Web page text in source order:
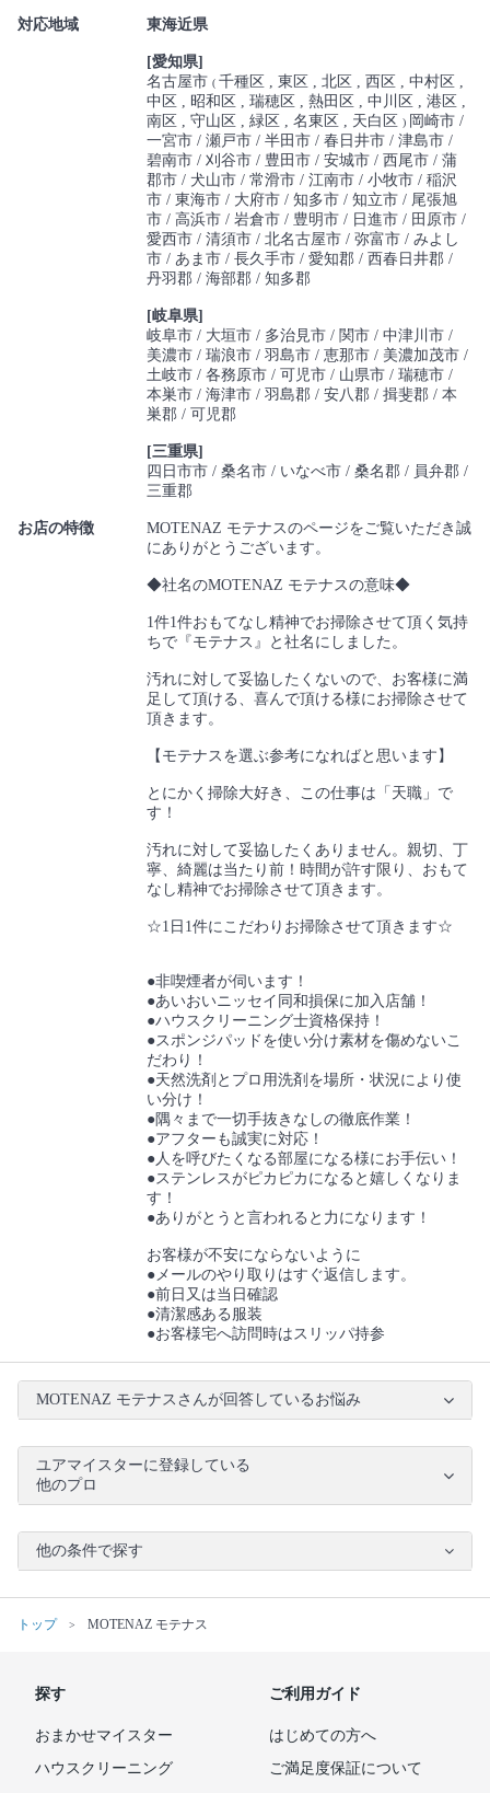
対応地域 東海近県
[愛知県]
名古屋市(千種区 東区 北区 西区
中村区
中区
昭和区 瑞穂区 熱田区 中川区
港区
南区
守山区 緑区 名東区 天白区) 岡崎市
一宮市 瀬戸市 半田市 春日井市 津島市
碧南市 刈谷市 豊田市 安城市 西尾市 蒲
郡市 犬山市 常滑市 江南市 小牧市 稲沢
市 東海市 大府市 知多市 知立市 尾張旭
市 高浜市 岩倉市 豊明市 日進市
田原市
愛西市 清須市 北名古屋市 弥富市 みよし
市 あま市 長久手市 愛知郡 西春日井郡
丹羽郡 海部郡 知多郡
[岐阜県]
岐阜市 大垣市 多治見市 関市 中津川市
美濃市 瑞浪市 羽島市 恵那市 美濃加茂市
土岐市 各務原市 可児市 山県市 瑞穂市
本巣市 海津市 羽島郡 安八郡 揖斐郡 本
巣郡 可児郡
[三重県]
四日市市 桑名市 いなべ市 桑名郡
員弁郡
三重郡
お店の特徴
MOTENAZ モテナスのページをご覧いただき誠
にありがとうございます。
◆社名のMOTENAZ モテナスの意味◆
1件1件おもてなし精神でお掃除させて頂く気持
ちで『モテナス』と社名にしました。
汚れに対して妥協したくないので、お客様に満
足して頂ける、喜んで頂ける様にお掃除させて
頂きます。
【モテナスを選ぶ参考になればと思います】
とにかく掃除大好き、この仕事は「天職」で
す！
汚れに対して妥協したくありません。親切、丁
寧、綺麗は当たり前！時間が許す限り、おもて
なし精神でお掃除させて頂きます。
☆1日1件にこだわりお掃除させて頂きます☆
●非喫煙者が伺います！
●あいおいニッセイ同和損保に加入店舗！
●ハウスクリーニング士資格保持！
●スポンジパッドを使い分け素材を傷めないこ
だわり！
●天然洗剤とプロ用洗剤を場所・状況により使
い分け！
●隅々まで一切手抜きなしの徹底作業！
●アフターも誠実に対応！
●人を呼びたくなる部屋になる様にお手伝い！
●ステンレスがピカピカになると嬉しくなりま
す！
●ありがとうと言われると力になります！
お客様が不安にならないように
●メールのやり取りはすぐ返信します。
●前日又は当日確認
●清潔感ある服装
●お客様宅へ訪問時はスリッパ持参
MOTENAZ モテナスさんが回答しているお悩み
ユアマイスターに登録している
他のプロ
他の条件で探す
トップ MOTENAZ モテナス
探す
おまかせマイスター
ハウスクリーニング
ご利用ガイド
はじめての方へ
ご満足度保証について